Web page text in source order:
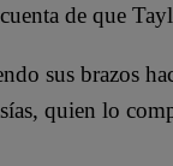
de que
sus brazos
quien lo